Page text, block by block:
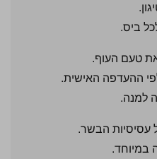
ביס.
טעם העוף.
ההעדפה האישית.
למנה.
עסיסיות הבשר.
במיוחד.